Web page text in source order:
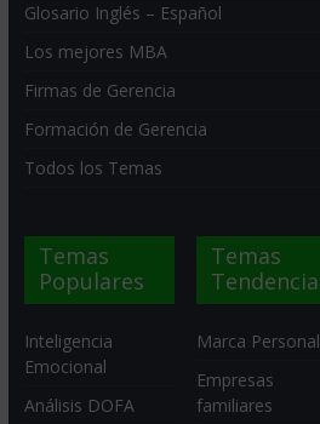
Glosario Inglés – Español
Los mejores MBA
Firmas de Gerencia
Formación de Gerencia
Todos los Temas
Temas
Populares
Inteligencia
Emocional
Análisis DOFA
Temas
Tendencia
Marca Personal
Empresas
familiares